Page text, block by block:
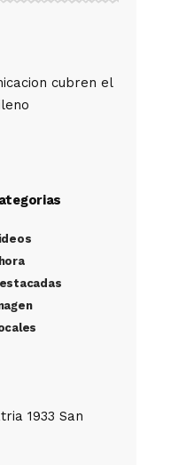
cubren el
1933 San